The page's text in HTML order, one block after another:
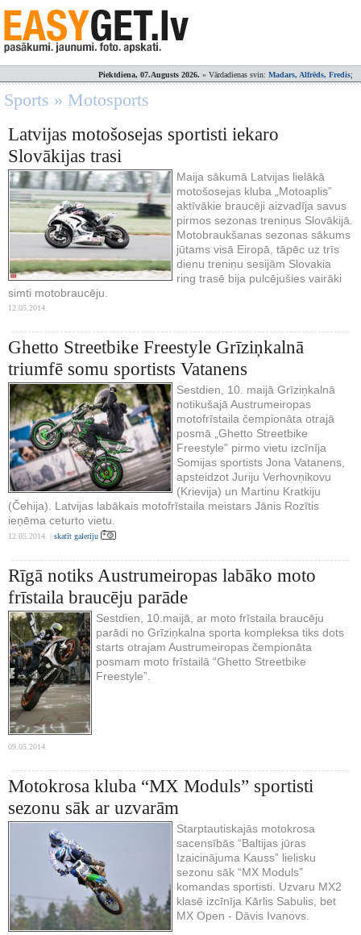
Piektdiena, 07.Augusts 2026. » Vārdadienas svin: Madars, Alfrēds, Fredis;
Sports » Motosports
Latvijas motošosejas sportisti iekaro
Slovākijas trasi
Maija sākumā Latvijas lielākā
motošosejas kluba „Motoaplis”
aktīvākie braucēji aizvadīja savus
pirmos sezonas treniņus Slovākijā.
Motobraukšanas sezonas sākums
jūtams visā Eiropā, tāpēc uz trīs
dienu treniņu sesijām Slovakia
ring trasē bija pulcējušies vairāki
simti motobraucēju.
12.05.2014.
Ghetto Streetbike Freestyle Grīziņkalnā
triumfē somu sportists Vatanens
Sestdien, 10. maijā Grīziņkalnā
notikušajā Austrumeiropas
motofrīstaila čempionāta otrajā
posmā „Ghetto Streetbike
Freestyle” pirmo vietu izcīnīja
Somijas sportists Jona Vatanens,
apsteidzot Juriju Verhovņikovu
(Krievija) un Martinu Kratkiju
(Čehija). Latvijas labākais motofrīstaila meistars Jānis Rozītis
ieņēma ceturto vietu.
12.05.2014. | skatīt galeriju
Rīgā notiks Austrumeiropas labāko moto
frīstaila braucēju parāde
Sestdien, 10.maijā, ar moto frīstaila braucēju
parādi no Grīziņkalna sporta kompleksa tiks dots
starts otrajam Austrumeiropas čempionāta
posmam moto frīstailā “Ghetto Streetbike
Freestyle”.
09.05.2014.
Motokrosa kluba “MX Moduls” sportisti
sezonu sāk ar uzvarām
Starptautiskajās motokrosa
sacensībās “Baltijas jūras
Izaicinājuma Kauss” lielisku
sezonu sāk “MX Moduls”
komandas sportisti. Uzvaru MX2
klasē izcīnīja Kārlis Sabulis, bet
MX Open - Dāvis Ivanovs.